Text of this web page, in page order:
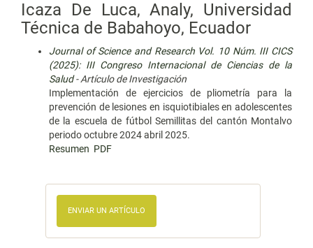
Icaza De Luca, Analy, Universidad
Técnica de Babahoyo, Ecuador
Journal of Science and Research Vol. 10 Núm. III CICS
(2025): III Congreso Internacional de Ciencias de la
Salud- Artículo de Investigación
Implementación de ejercicios de pliometría para la
prevención de lesiones en isquiotibiales en adolescentes
de la escuela de fútbol Semillitas del cantón Montalvo
periodo octubre 2024 abril 2025.
Resumen PDF
ENVIAR UN ARTÍCULO